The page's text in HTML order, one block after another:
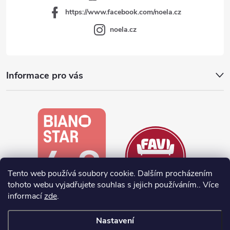
Tento web používá soubory cookie. Dalším procházením
tohoto webu vyjadřujete souhlas s jejich používáním.. Více
informacízde.
Nastavení
Informace pro vás
https://www.facebook.com/noela.cz
noela.cz